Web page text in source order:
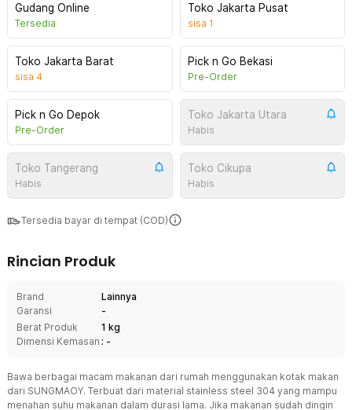
Gudang Online
Tersedia
Toko Jakarta Pusat
sisa 1
Toko Jakarta Barat
sisa 4
Pick n Go Bekasi
Pre-Order
Pick n Go Depok
Pre-Order
Toko Jakarta Utara
Habis
Toko Tangerang
Habis
Toko Cikupa
Habis
Tersedia bayar di tempat (COD)
Rincian Produk
Brand
Lainnya
Garansi
-
Berat Produk
1 kg
Dimensi Kemasan : -
Bawa berbagai macam makanan dari rumah menggunakan kotak makan
dari SUNGMAOY. Terbuat dari material stainless steel 304 yang mampu
menahan suhu makanan dalam durasi lama. Jika makanan sudah dingin